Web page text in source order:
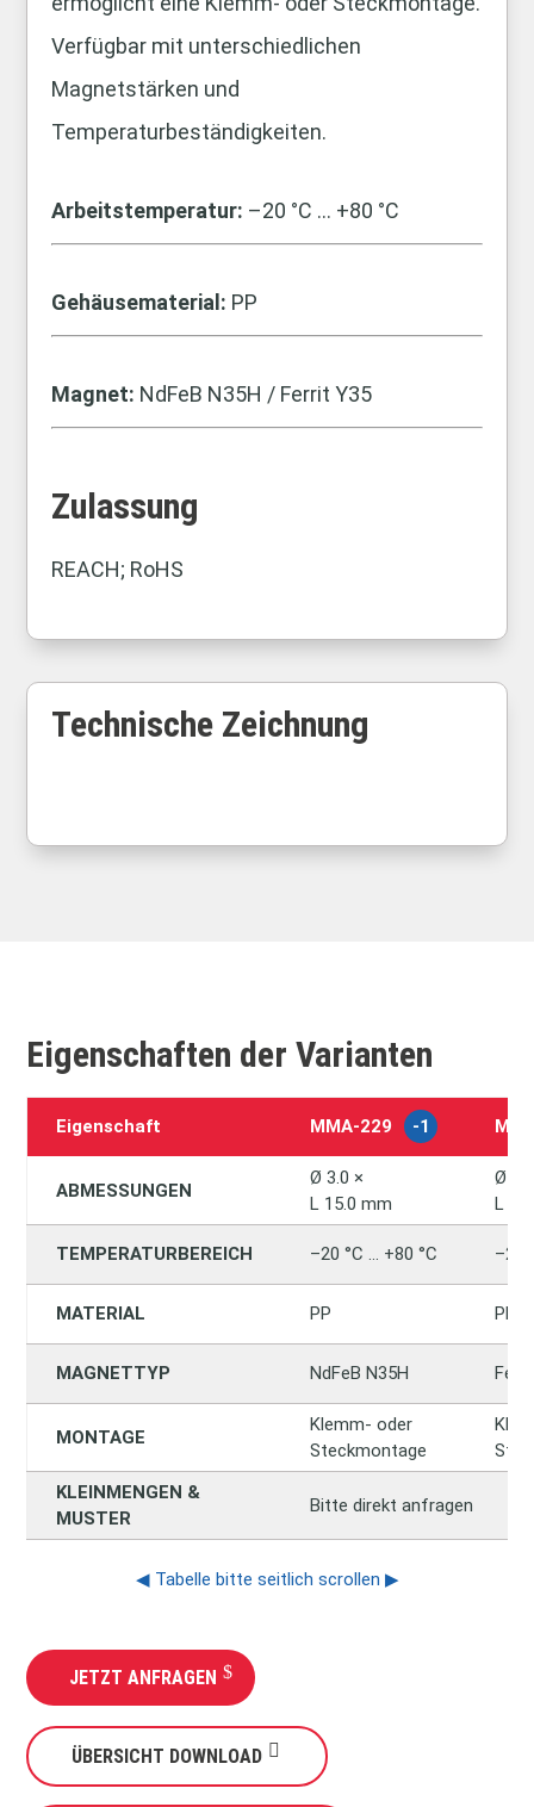
Verfügbar mit unterschiedlichen
Magnetstärken und
Temperaturbeständigkeiten.
Arbeitstemperatur: –20 °C … +80 °C
Gehäusematerial: PP
Magnet: NdFeB N35H / Ferrit Y35
Zulassung
REACH; RoHS
Technische Zeichnung
Eigenschaften der Varianten
Eigenschaft MMA‑229 -1
ABMESSUNGEN
Ø 3.0 ×
L 15.0 mm
Ø
L
TEMPERATURBEREICH –20 °C … +80 °C –20
MATERIAL PP PP
MAGNETTYP NdFeB N35H
MONTAGE
Klemm‑ oder
Steckmontage
KLEINMENGEN &
MUSTER
Bitte direkt anfragen
◀ Tabelle bitte seitlich scrollen ▶
JETZT ANFRAGEN
ÜBERSICHT DOWNLOAD